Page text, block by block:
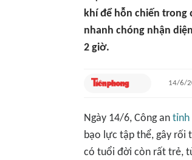
khí để hỗn chiến trong
nhanh chóng nhận
2 giờ.
14/6/
Ngày 14/6, Công an tỉnh
bạo lực tập thể, gây rối
có tuổi đời còn rất trẻ,